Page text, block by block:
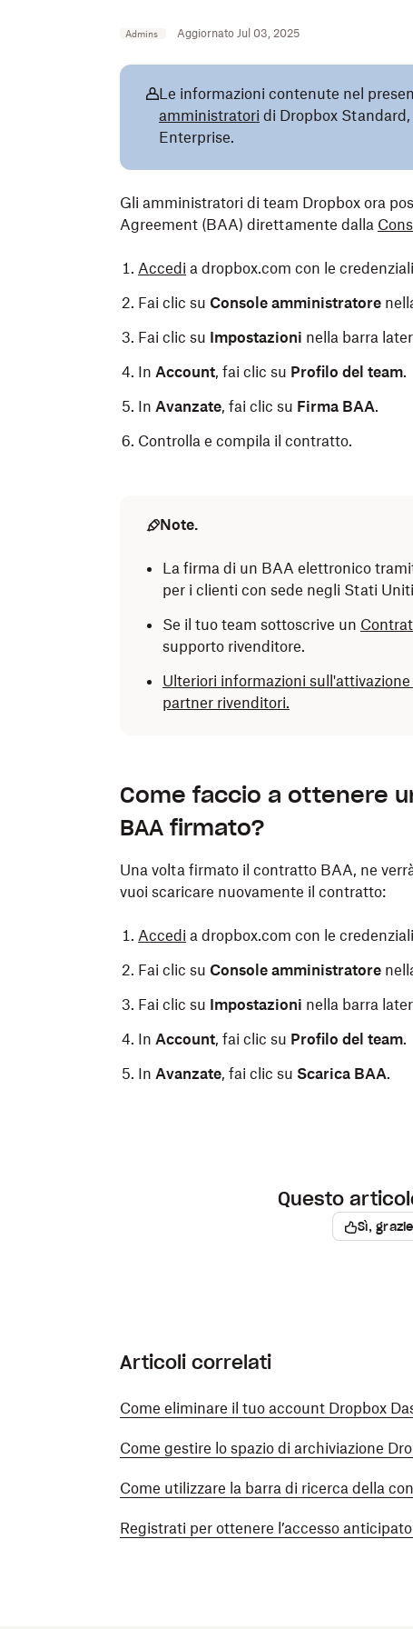
Admins Aggiornato Jul 03, 2025
Le informazioni contenute nel
amministratori di Dropbox
Enterprise.
Gli amministratori di team Dropbox ora
Agreement (BAA) direttamente dalla
Accedi a dropbox.com con le
Fai clic su Console amministratore
Fai clic su Impostazioni nella barra
In Account, fai clic su Profilo del team.
In Avanzate, fai clic su Firma BAA.
Controlla e compila il contratto.
Note.
La firma di un BAA elettronico
per i clienti con sede negli Stati
Se il tuo team sottoscrive un
supporto rivenditore.
Ulteriori informazioni
partner rivenditori.
Come faccio a ottenere
BAA firmato?
Una volta firmato il contratto BAA, ne
vuoi scaricare nuovamente il contratto:
Accedi a dropbox.com con le
Fai clic su Console amministratore
Fai clic su Impostazioni nella barra
In Account, fai clic su Profilo del team.
In Avanzate, fai clic su Scarica BAA.
Questo
Sì,
Articoli correlati
Come eliminare il tuo account Dropbox
Come gestire lo spazio di archiviazione
Come utilizzare la barra di ricerca della
Registrati per ottenere l’accesso